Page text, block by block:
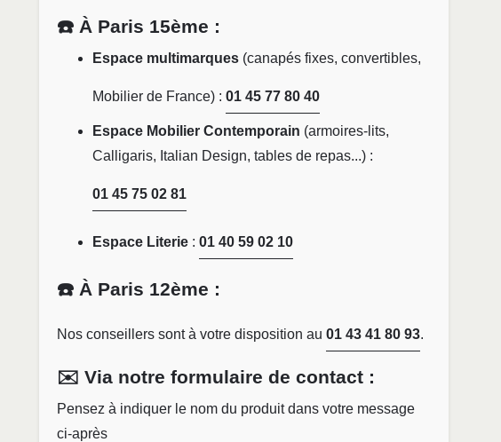
☎️ À Paris 15ème :
Espace multimarques (canapés fixes, convertibles,
Mobilier de France) : 01 45 77 80 40
Espace Mobilier Contemporain (armoires-lits,
Calligaris, Italian Design, tables de repas...) :
01 45 75 02 81
Espace Literie : 01 40 59 02 10
☎️ À Paris 12ème :
Nos conseillers sont à votre disposition au 01 43 41 80 93.
✉️ Via notre formulaire de contact :
Pensez à indiquer le nom du produit dans votre message
ci-après